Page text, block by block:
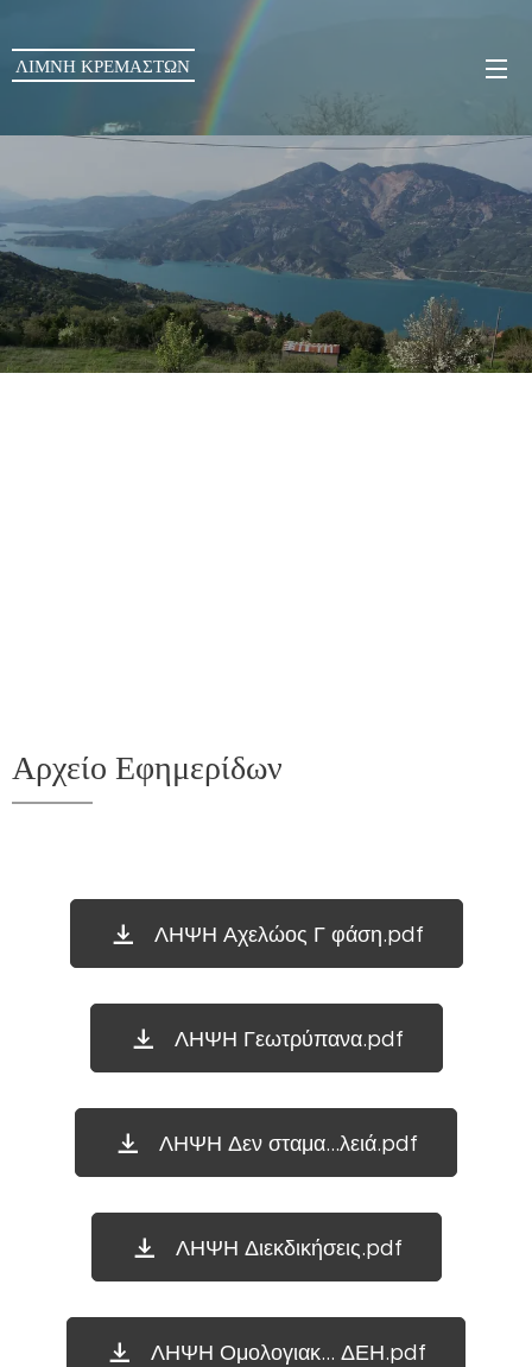
ΛΙΜΝΗ ΚΡΕΜΑΣΤΩΝ
Αρχείο Εφημερίδων
ΛΗΨΗ Αχελώος Γ φάση.pdf
ΛΗΨΗ Γεωτρύπανα.pdf
ΛΗΨΗ Δεν σταμα...λειά.pdf
ΛΗΨΗ Διεκδικήσεις.pdf
ΛΗΨΗ Ομολογιακ... ΔΕΗ.pdf